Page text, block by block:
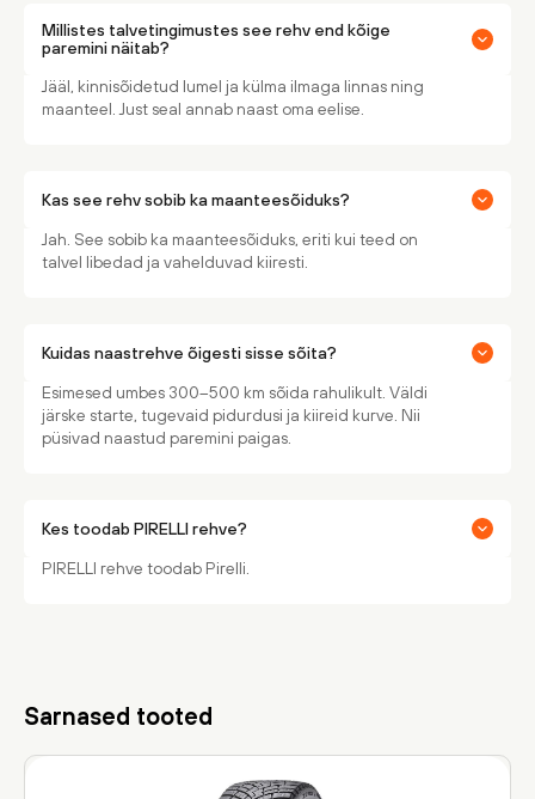
Millistes talvetingimustes see rehv end kõige
paremini näitab?
Jääl, kinnisõidetud lumel ja külma ilmaga linnas ning
maanteel. Just seal annab naast oma eelise.
Kas see rehv sobib ka maanteesõiduks?
Jah. See sobib ka maanteesõiduks, eriti kui teed on
talvel libedad ja vahelduvad kiiresti.
Kuidas naastrehve õigesti sisse sõita?
Esimesed umbes 300–500 km sõida rahulikult. Väldi
järske starte, tugevaid pidurdusi ja kiireid kurve. Nii
püsivad naastud paremini paigas.
Kes toodab PIRELLI rehve?
PIRELLI rehve toodab Pirelli.
Sarnased tooted